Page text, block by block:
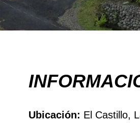
Ubicación: El Castillo,